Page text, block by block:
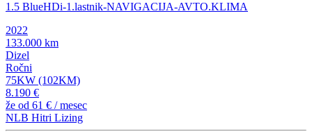
1.5 BlueHDi-1.lastnik-NAVIGACIJA-AVTO.KLIMA
2022
133.000 km
Dizel
Ročni
75KW (102KM)
8.190 €
že od 61 € / mesec
NLB Hitri Lizing